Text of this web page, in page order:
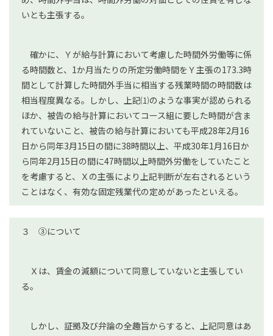
いとも主張する。
確かに、Ｙが給与計算において考慮した時間外労働等に係
る時間数と、1か月当たりの所定労働時間をＹ主張の173.3時
間として計算した時間外手当に相当する残業時間の時間数は
相当程度異なる。しかし、上記⑴のような事実が認められる
ほか、被告の給与計算においてコース組に要した時間が含ま
れていないこと、被告の給与計算においても平成28年2月16
日から同年3月15日の間に38時間以上、平成30年1月16日か
ら同年2月15日の間に47時間以上時間外労働をしていたこと
を考慮すると、Ｘの主張により上記判断が左右されるという
ことはなく、有効な固定残業代の定めがあったといえる。
３ ③について
Ｘは、賃金の減額について同意していないと主張してい
る。
しかし、証拠及び弁論の全趣旨からすると、上記同意はあ